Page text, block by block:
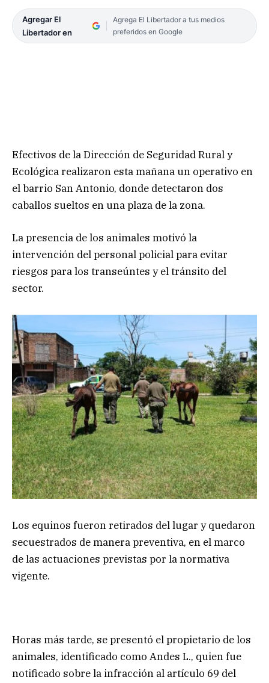
Agregar El
Libertador en
Agrega El Libertador a tus medios
preferidos en Google
Efectivos de la Dirección de Seguridad Rural y
Ecológica realizaron esta mañana un operativo en
el barrio San Antonio, donde detectaron dos
caballos sueltos en una plaza de la zona.
La presencia de los animales motivó la
intervención del personal policial para evitar
riesgos para los transeúntes y el tránsito del
sector.
Los equinos fueron retirados del lugar y quedaron
secuestrados de manera preventiva, en el marco
de las actuaciones previstas por la normativa
vigente.
Horas más tarde, se presentó el propietario de los
animales, identificado como Andes L., quien fue
notificado sobre la infracción al artículo 69 del